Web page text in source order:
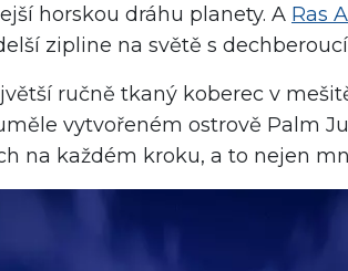
horskou dráhu planety. A Ras
zipline na světě s
ručně tkaný koberec v
vytvořeném ostrově Palm
na každém kroku, a to nejen